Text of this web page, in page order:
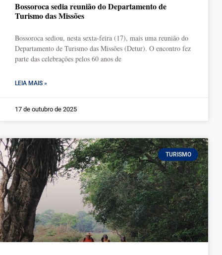
Bossoroca sedia reunião do Departamento de
Turismo das Missões
Bossoroca sediou, nesta sexta-feira (17), mais uma reunião do
Departamento de Turismo das Missões (Detur). O encontro fez
parte das celebrações pelos 60 anos de
LEIA MAIS »
17 de outubro de 2025
TURISMO